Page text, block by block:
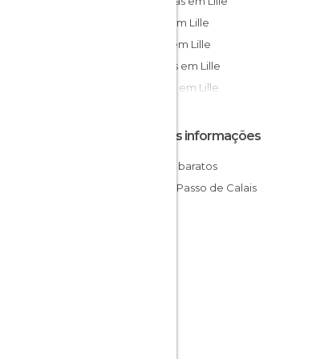
Ruas em Lille
Lojas em Lille
Jardins em Lille
Igrejas em Lille
Outras informações
Hotéis baratos
Norte-Passo de Calais